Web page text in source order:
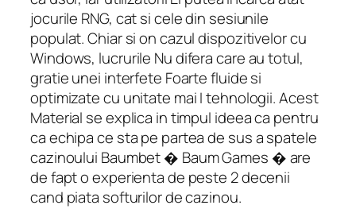
jocurile RNG, cat si cele din sesiunile
populat. Chiar si on cazul dispozitivelor cu
Windows, lucrurile Nu difera care au totul,
gratie unei interfete Foarte fluide si
optimizate cu unitate mai I tehnologii. Acest
Material se explica in timpul ideea ca pentru
ca echipa ce sta pe partea de sus a spatele
cazinoului Baumbet � Baum Games � are
de fapt o experienta de peste 2 decenii
cand piata softurilor de cazinou.